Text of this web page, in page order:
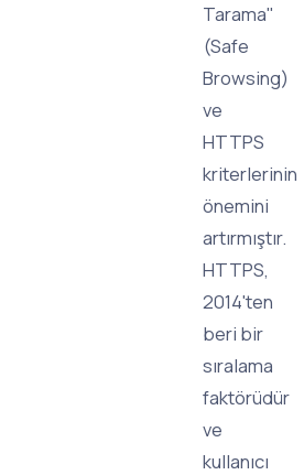
Tarama"
(Safe
Browsing)
ve
HTTPS
kriterlerinin
önemini
artırmıştır.
HTTPS,
2014'ten
beri bir
sıralama
faktörüdür
ve
kullanıcı